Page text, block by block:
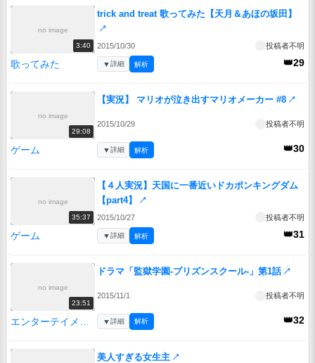
no image
3:40
trick and treat 歌ってみた【天月＆あほの坂田】
↗
2015/10/30 投稿者不明
歌ってみた 👑29
▼詳細 解析
no image
29:08
【実況】 マリオが泣き出すマリオメーカー #8 ↗
2015/10/29 投稿者不明
ゲーム 👑30
▼詳細 解析
no image
35:37
【４人実況】天国に一番近いドカポンキングダム
【part4】
↗
2015/10/27 投稿者不明
ゲーム 👑31
▼詳細 解析
no image
23:51
ドラマ「監獄学園-プリズンスクール-」第1話 ↗
2015/11/1 投稿者不明
エンターテイメント 👑32
▼詳細 解析
美人すぎる女生主 ↗